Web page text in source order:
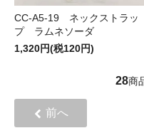
CC-A5-19 ネックストラッ
プ ラムネソーダ
1,320円(税120円)
28商
前へ